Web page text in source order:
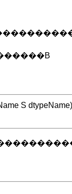
S